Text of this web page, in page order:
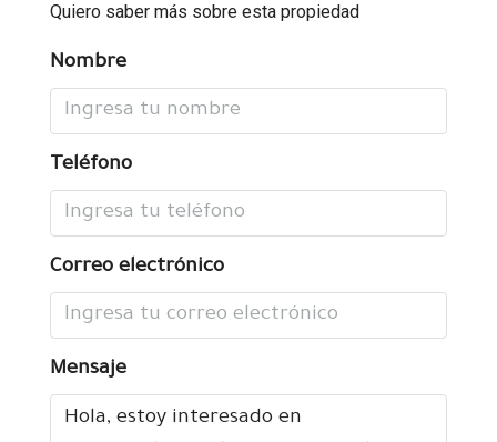
Quiero saber más sobre esta propiedad
Nombre
Teléfono
Correo electrónico
Mensaje